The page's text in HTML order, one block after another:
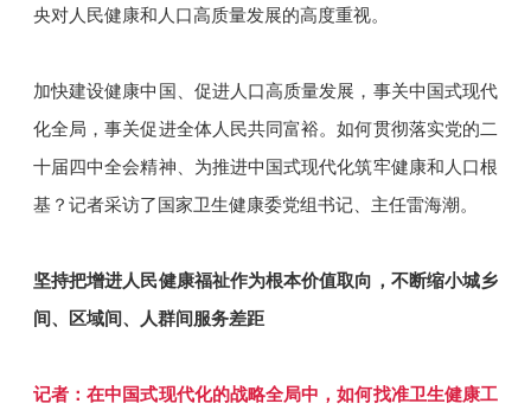
央对人民健康和人口高质量发展的高度重视。
加快建设健康中国、促进人口高质量发展，事关中国式现代
化全局，事关促进全体人民共同富裕。如何贯彻落实党的二
十届四中全会精神、为推进中国式现代化筑牢健康和人口根
基？记者采访了国家卫生健康委党组书记、主任雷海潮。
坚持把增进人民健康福祉作为根本价值取向，不断缩小城乡
间、区域间、人群间服务差距
记者：在中国式现代化的战略全局中，如何找准卫生健康工